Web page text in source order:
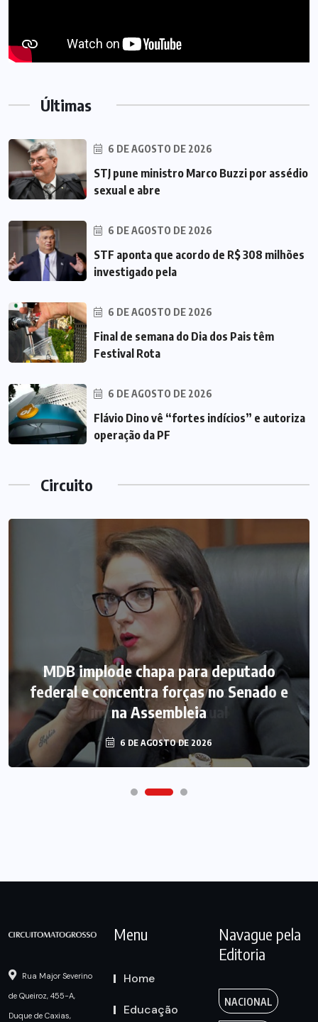
Últimas
6 DE AGOSTO DE 2026
STJ pune ministro Marco Buzzi por assédio
sexual e abre
6 DE AGOSTO DE 2026
STF aponta que acordo de R$ 308 milhões
investigado pela
6 DE AGOSTO DE 2026
Final de semana do Dia dos Pais têm
Festival Rota
6 DE AGOSTO DE 2026
Flávio Dino vê “fortes indícios” e autoriza
operação da PF
Circuito
MDB implode chapa para deputado
federal e concentra forças no Senado e
na Assembleia
6 DE AGOSTO DE 2026
Rua Major Severino
de Queiroz, 455-A,
Duque de Caxias,
Menu
Home
Educação
Navague pela
Editoria
NACIONAL